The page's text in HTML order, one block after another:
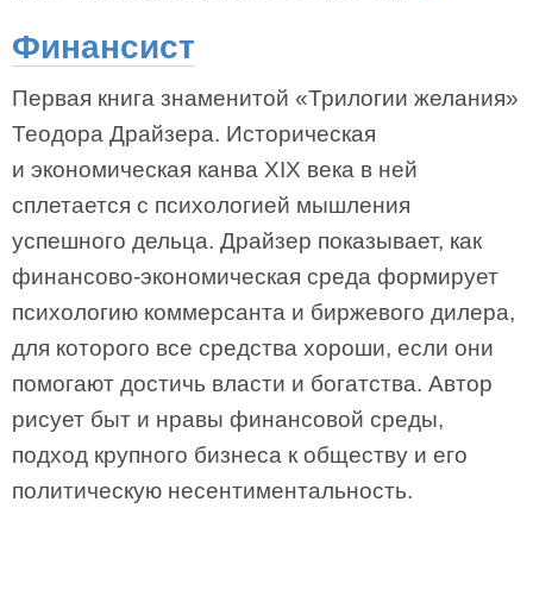
Финансист
Первая книга знаменитой «Трилогии желания»
Теодора Драйзера. Историческая
и экономическая канва XIX века в ней
сплетается с психологией мышления
успешного дельца. Драйзер показывает, как
финансово-экономическая среда формирует
психологию коммерсанта и биржевого дилера,
для которого все средства хороши, если они
помогают достичь власти и богатства. Автор
рисует быт и нравы финансовой среды,
подход крупного бизнеса к обществу и его
политическую несентиментальность.